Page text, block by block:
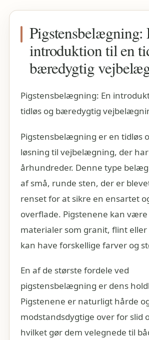
Pigstensbelægning:
introduktion til en
bæredygtig
Pigstensbelægning: En
tidløs og bæredygtig
Pigstensbelægning er en tidløs
løsning til vejbelægning, der
århundreder. Denne type
af små, runde sten, der er
renset for at sikre en ensartet
overflade. Pigstenene kan
materialer som granit, flint eller
kan have forskellige farver og
En af de største fordele ved
pigstensbelægning er dens
Pigstenene er naturligt hårde
modstandsdygtige over for slid
hvilket gør dem velegnede til